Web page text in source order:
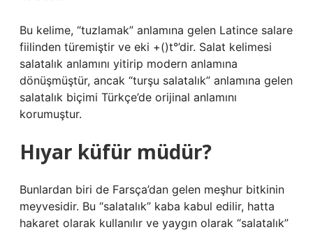
Bu kelime, “tuzlamak” anlamına gelen Latince salare
fiilinden türemiştir ve eki +()t°’dir. Salat kelimesi
salatalık anlamını yitirip modern anlamına
dönüşmüştür, ancak “turşu salatalık” anlamına gelen
salatalık biçimi Türkçe’de orijinal anlamını
korumuştur.
Hıyar küfür müdür?
Bunlardan biri de Farsça’dan gelen meşhur bitkinin
meyvesidir. Bu “salatalık” kaba kabul edilir, hatta
hakaret olarak kullanılır ve yaygın olarak “salatalık”